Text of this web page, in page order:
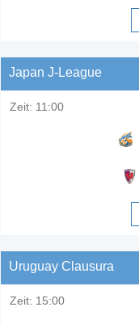
Japan J-League
Zeit: 11:00
Uruguay Clausura
Zeit: 15:00